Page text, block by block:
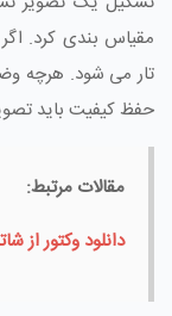
مقیاس بندی کرد.
تار می شود. هرچه
حفظ کیفیت باید
مقالات مرتبط:
دانلود وکتور از